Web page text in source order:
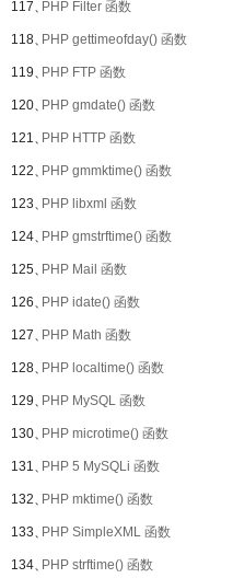
117、PHP Filter 函数
118、PHP gettimeofday() 函数
119、PHP FTP 函数
120、PHP gmdate() 函数
121、PHP HTTP 函数
122、PHP gmmktime() 函数
123、PHP libxml 函数
124、PHP gmstrftime() 函数
125、PHP Mail 函数
126、PHP idate() 函数
127、PHP Math 函数
128、PHP localtime() 函数
129、PHP MySQL 函数
130、PHP microtime() 函数
131、PHP 5 MySQLi 函数
132、PHP mktime() 函数
133、PHP SimpleXML 函数
134、PHP strftime() 函数